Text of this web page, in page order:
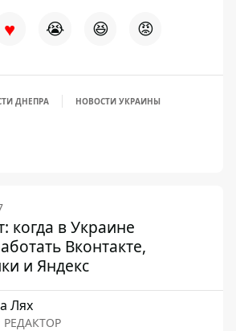
♥ 😭 😆 😡
ДНЕПРА НОВОСТИ УКРАИНЫ
когда в Украине
Вконтакте,
и Яндекс
Лях